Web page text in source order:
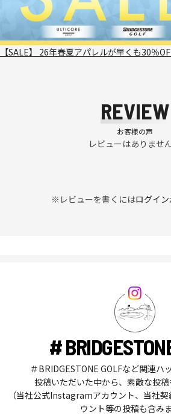
【SALE】 26年春夏アパレルが早くも30％
REVIEW
お客様の声
レビューはありません
※レビューを書くにはログイン
#
＃BRIDGESTONE GOLFなど関連ハ
投稿いただいた中から、素敵な投稿
（当社公式Instagramアカウント、当社
ウント等の投稿も含みま